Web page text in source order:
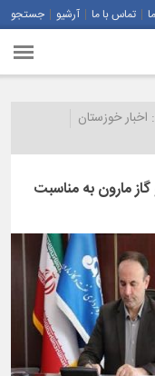
تماس با ما آرشیو جستجو
اخبار خوزستان
مارون به مناسبت